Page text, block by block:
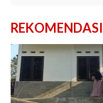
REKOMENDASI